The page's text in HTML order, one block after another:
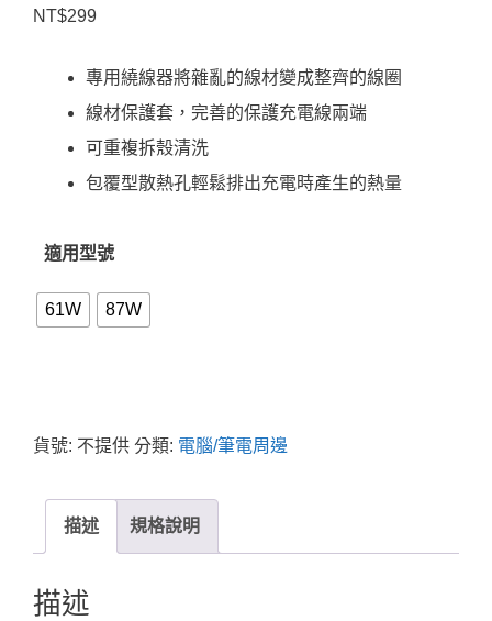
NT$299
專用繞線器將雜亂的線材變成整齊的線圈
線材保護套，完善的保護充電線兩端
可重複拆殼清洗
包覆型散熱孔輕鬆排出充電時產生的熱量
適用型號
61W 87W
貨號: 不提供 分類: 電腦/筆電周邊
描述 規格說明
描述